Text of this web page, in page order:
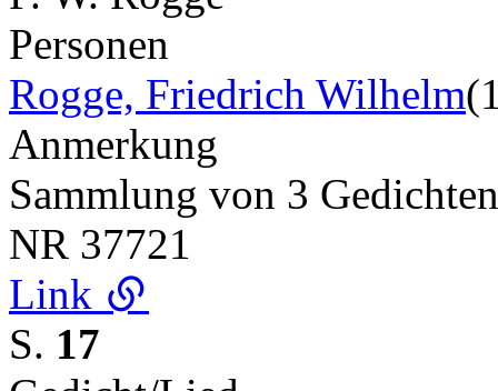
Personen
Rogge, Friedrich Wilhelm
Anmerkung
Sammlung von 3
NR 37721
Link
S. 17